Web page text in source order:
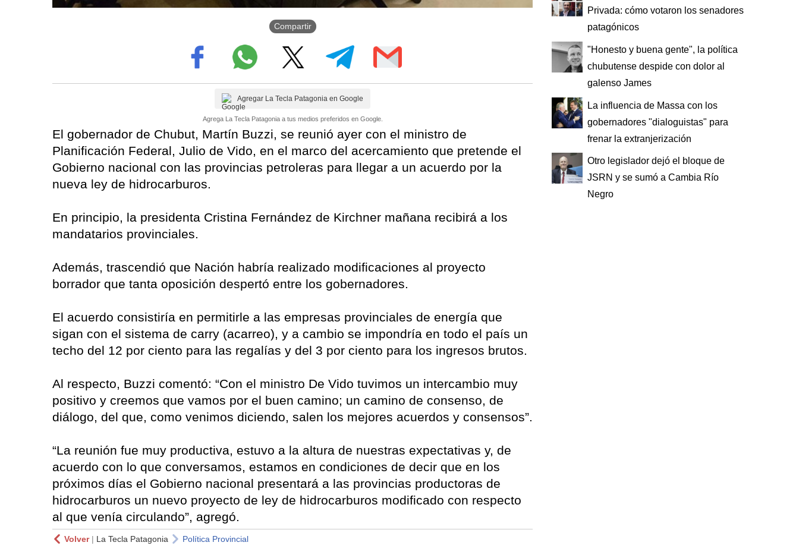
Compartir
Agregar La Tecla Patagonia en Google
Agrega La Tecla Patagonia a tus medios preferidos en Google.
El gobernador de Chubut, Martín Buzzi, se reunió ayer con el ministro de
Planificación Federal, Julio de Vido, en el marco del acercamiento que pretende el
Gobierno nacional con las provincias petroleras para llegar a un acuerdo por la
nueva ley de hidrocarburos.
En principio, la presidenta Cristina Fernández de Kirchner mañana recibirá a los
mandatarios provinciales.
Además, trascendió que Nación habría realizado modificaciones al proyecto
borrador que tanta oposición despertó entre los gobernadores.
El acuerdo consistiría en permitirle a las empresas provinciales de energía que
sigan con el sistema de carry (acarreo), y a cambio se impondría en todo el país un
techo del 12 por ciento para las regalías y del 3 por ciento para los ingresos brutos.
Al respecto, Buzzi comentó: “Con el ministro De Vido tuvimos un intercambio muy
positivo y creemos que vamos por el buen camino; un camino de consenso, de
diálogo, del que, como venimos diciendo, salen los mejores acuerdos y consensos”.
“La reunión fue muy productiva, estuvo a la altura de nuestras expectativas y, de
acuerdo con lo que conversamos, estamos en condiciones de decir que en los
próximos días el Gobierno nacional presentará a las provincias productoras de
hidrocarburos un nuevo proyecto de ley de hidrocarburos modificado con respecto
al que venía circulando”, agregó.
Volver| La Tecla Patagonia Política Provincial
Privada: cómo votaron los senadores
patagónicos
"Honesto y buena gente", la política
chubutense despide con dolor al
galenso James
La influencia de Massa con los
gobernadores "dialoguistas" para
frenar la extranjerización
Otro legislador dejó el bloque de
JSRN y se sumó a Cambia Río
Negro